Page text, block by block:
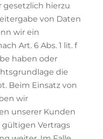
gesetzlich hierzu
von Daten
wir ein
Art. 6 Abs. 1 lit. f
haben oder
die
Beim Einsatz von
wir
unserer Kunden
gültigen Vertrags